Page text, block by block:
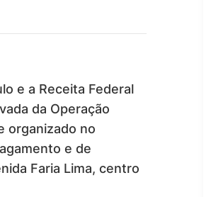
e a Receita Federal
da Operação
organizado no
e de
Faria Lima, centro